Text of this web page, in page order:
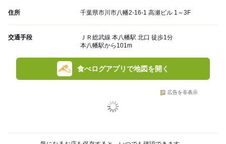
住所 千葉県市川市八幡2-16-1 高瀬ビル 1～3F
交通手段
ＪＲ総武線 本八幡駅 北口 徒歩1分
本八幡駅から101m
食べログアプリで地図を開く
広告を非表示